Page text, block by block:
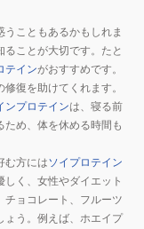
こともあるかもしれま
ことが大切です。たと
テインがおすすめです。
復を助けてくれます。
ンプロテインは、寝る前
め、体を休める時間も
む方にはソイプロテイン
く、女性やダイエット
チョコレート、フルーツ
ょう。例えば、ホエイプ